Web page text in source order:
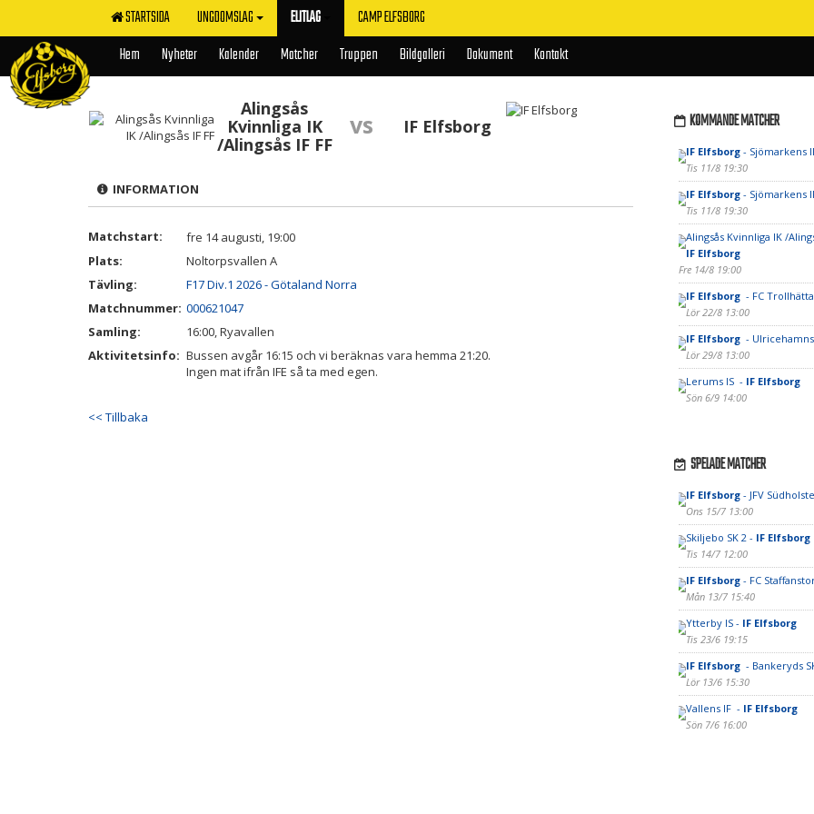
STARTSIDA UNGDOMSLAG ELITLAG CAMP ELFSBORG
Hem
Nyheter Kalender Matcher Truppen Bildgalleri Dokument Kontakt
Alingsås
Kvinnliga IK
/Alingsås IF FF
vs IF Elfsborg
INFORMATION
Matchstart:
fre 14 augusti, 19:00
Plats:
Noltorpsvallen A
Tävling:
F17 Div.1 2026 - Götaland Norra
Matchnummer: 000621047
Samling:
16:00, Ryavallen
Aktivitetsinfo: Bussen avgår 16:15 och vi beräknas vara hemma 21:20.
Ingen mat ifrån IFE så ta med egen.
<< Tillbaka
KOMMANDE MATCHER
IF Elfsborg- Sjömarkens
Tis 11/8 19:30
IF Elfsborg- Sjömarkens
Tis 11/8 19:30
Alingsås Kvinnliga IK /
IF Elfsborg
Fre 14/8 19:00
IF Elfsborg - FC
Lör 22/8 13:00
IF Elfsborg - Ulricehamns
Lör 29/8 13:00
Lerums IS - IF Elfsborg
Sön 6/9 14:00
SPELADE MATCHER
IF Elfsborg- JFV
Ons 15/7 13:00
Skiljebo SK 2 - IF Elfsborg
Tis 14/7 12:00
IF Elfsborg- FC
Mån 13/7 15:40
Ytterby IS - IF Elfsborg
Tis 23/6 19:15
IF Elfsborg - Bankeryds
Lör 13/6 15:30
Vallens IF - IF Elfsborg
Sön 7/6 16:00